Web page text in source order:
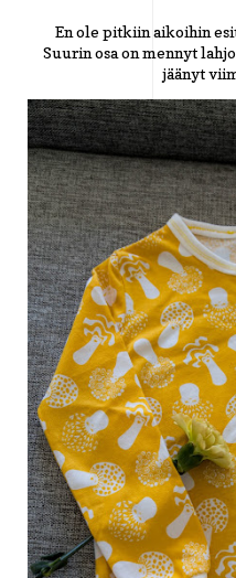
En ole pitkiin aikoihin
Suurin osa on mennyt
jäänyt